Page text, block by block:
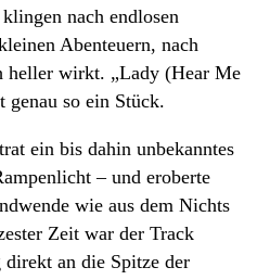
nach endlosen
Abenteuern, nach
heller wirkt. „Lady (Hear Me
so ein Stück.
ein bis dahin unbekanntes
– und eroberte
wie aus dem Nichts
Zeit war der Track
an die Spitze der